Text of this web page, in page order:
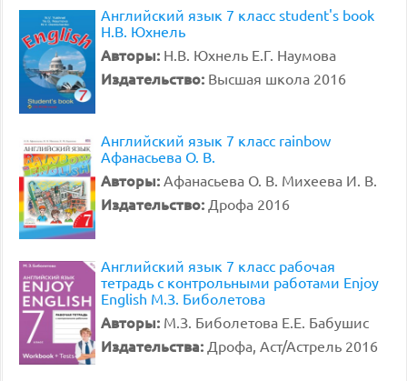
Английский язык 7 класс student's book
Н.В. Юхнель
Авторы: Н.В. Юхнель Е.Г. Наумова
Издательство: Высшая школа 2016
Английский язык 7 класс rainbow
Афанасьева О. В.
Авторы: Афанасьева О. В. Михеева И. В.
Издательство: Дрофа 2016
Английский язык 7 класс рабочая
тетрадь с контрольными работами Enjoy
English М.З. Биболетова
Авторы: М.З. Биболетова Е.Е. Бабушис
Издательства: Дрофа, Аст/Астрель 2016